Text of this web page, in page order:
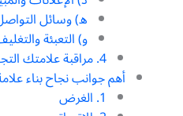
ه) وسائل
و) التعبئة
4. مراقبة علامتك التجارية للحفاظ على هويتها
أهم جوانب نجاح بناء
1. الغرض